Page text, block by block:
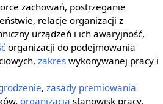
zachowań, postrzeganie
relacje organizacji z
urządzeń i ich awaryjność,
organizacji do podejmowania
zakres wykonywanej pracy i
,zasady premiowania
organizacja stanowisk pracy,